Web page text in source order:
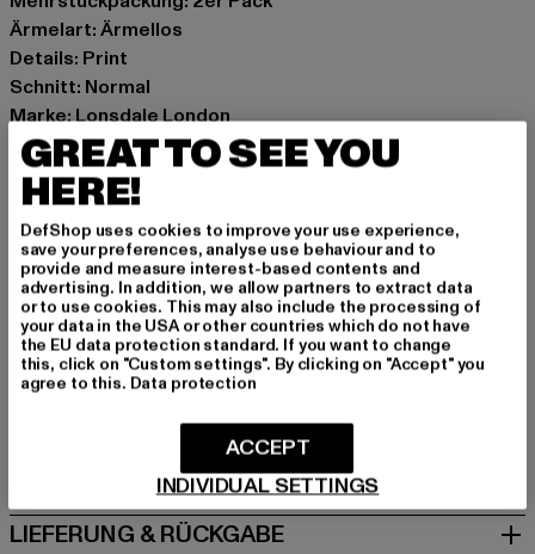
Ärmelart: Ärmellos
Details: Print
Schnitt: Normal
Marke: Lonsdale London
Kat.: Tank Tops
Farbe: grau, schwarz
Hersteller Farbe: black/marl grey
Materialzusammensetzung: 100% Baumwolle
Art.Nr: 117742-16197
Hersteller: Punch GmbH |info@punch-gmbh.de
Im Taubental 15a | 41468 Neuss | DE
GRÖSSE & PASSFORM
PFLEGEHINWEISE
LIEFERUNG & RÜCKGABE
GREAT TO SEE YOU
HERE!
DefShop uses cookies to improve your use experience,
save your preferences, analyse use behaviour and to
provide and measure interest-based contents and
advertising. In addition, we allow partners to extract data
or to use cookies. This may also include the processing of
your data in the USA or other countries which do not have
the EU data protection standard. If you want to change
this, click on "Custom settings". By clicking on "Accept" you
agree to this. Data protection
INDIVIDUAL SETTINGS
ACCEPT